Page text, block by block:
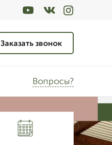
Заказать звонок
Вопросы?